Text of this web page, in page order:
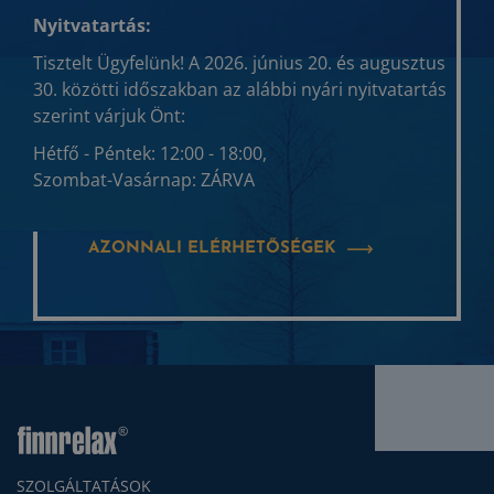
Nyitvatartás:
Tisztelt Ügyfelünk! A 2026. június 20. és augusztus
30. közötti időszakban az alábbi nyári nyitvatartás
szerint várjuk Önt:
Hétfő - Péntek: 12:00 - 18:00,
Szombat-Vasárnap: ZÁRVA
AZONNALI ELÉRHETŐSÉGEK
SZOLGÁLTATÁSOK